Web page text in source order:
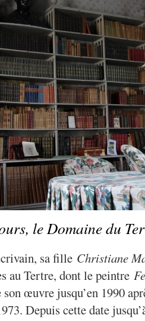
le Domaine du
sa fille Christiane
au Tertre, dont le peintre
œuvre jusqu’en 1990
Depuis cette date